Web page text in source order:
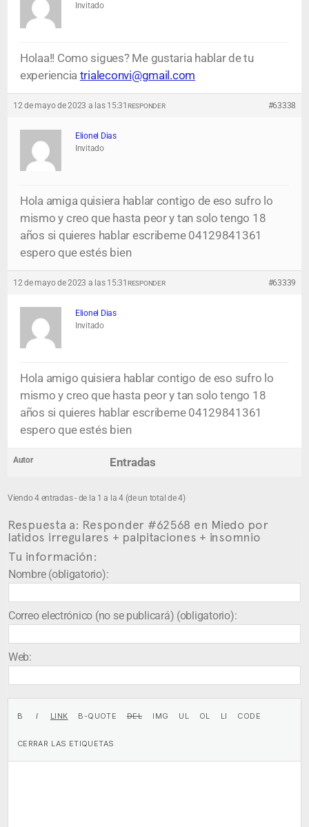
Invitado
Holaa!! Como sigues? Me gustaria hablar de tu
experiencia trialeconvi@gmail.com
12 de mayo de 2023 a las 15:31 #63338
RESPONDER
Elionel Dias
Invitado
Hola amiga quisiera hablar contigo de eso sufro lo
mismo y creo que hasta peor y tan solo tengo 18
años si quieres hablar escribeme 04129841361
espero que estés bien
12 de mayo de 2023 a las 15:31 #63339
RESPONDER
Elionel Dias
Invitado
Hola amigo quisiera hablar contigo de eso sufro lo
mismo y creo que hasta peor y tan solo tengo 18
años si quieres hablar escribeme 04129841361
espero que estés bien
Autor Entradas
Viendo 4 entradas - de la 1 a la 4 (de un total de 4)
Respuesta a: Responder #62568 en Miedo por
latidos irregulares + palpitaciones + insomnio
Tu información:
Nombre (obligatorio):
Correo electrónico (no se publicará) (obligatorio):
Web: